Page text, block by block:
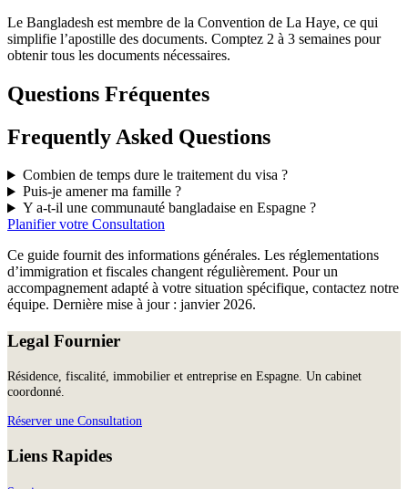
Le Bangladesh est membre de la Convention de La Haye, ce qui
simplifie l’apostille des documents. Comptez 2 à 3 semaines pour
obtenir tous les documents nécessaires.
Questions Fréquentes
Frequently Asked Questions
Combien de temps dure le traitement du visa ?
Puis-je amener ma famille ?
Y a-t-il une communauté bangladaise en Espagne ?
Planifier votre Consultation
Ce guide fournit des informations générales. Les réglementations
d’immigration et fiscales changent régulièrement. Pour un
accompagnement adapté à votre situation spécifique, contactez notre
équipe. Dernière mise à jour : janvier 2026.
Legal Fournier
Résidence, fiscalité, immobilier et entreprise en Espagne. Un cabinet
coordonné.
Réserver une Consultation
Liens Rapides